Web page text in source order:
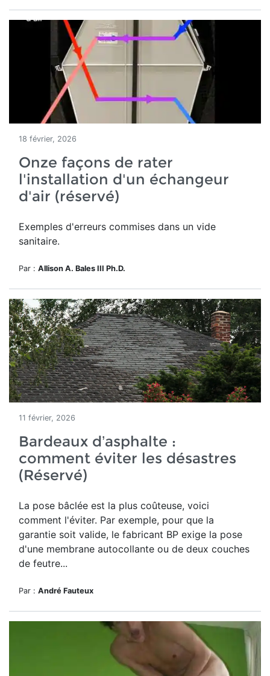
18 février, 2026
Onze façons de rater
l'installation d'un échangeur
d'air (réservé)
Exemples d'erreurs commises dans un vide
sanitaire.
Par : Allison A. Bales III Ph.D.
11 février, 2026
Bardeaux d’asphalte :
comment éviter les désastres
(Réservé)
La pose bâclée est la plus coûteuse, voici
comment l'éviter. Par exemple, pour que la
garantie soit valide, le fabricant BP exige la pose
d'une membrane autocollante ou de deux couches
de feutre...
Par : André Fauteux